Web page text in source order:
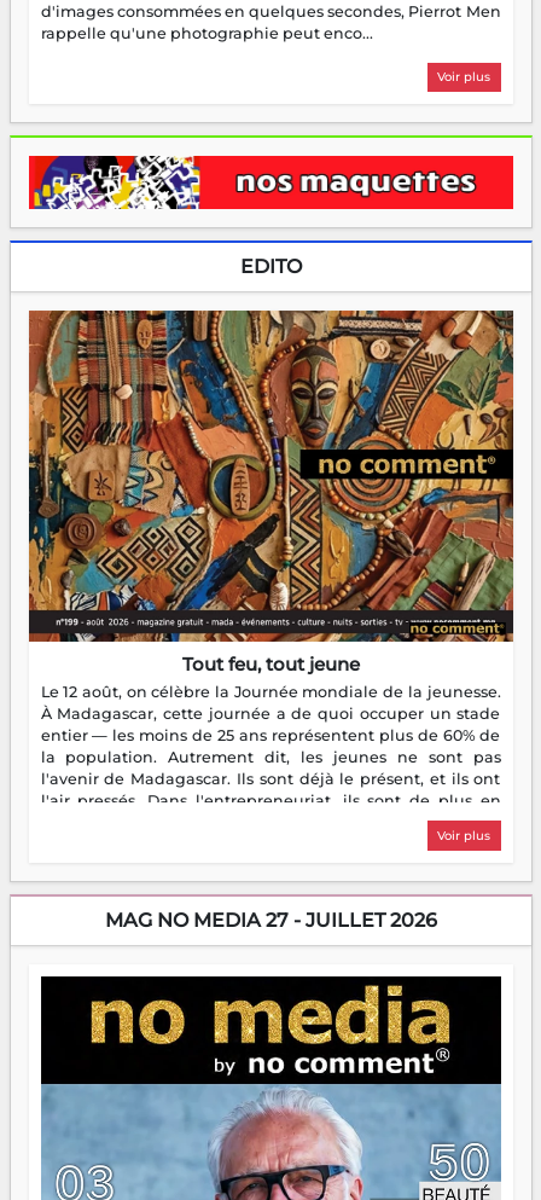
d'images consommées en quelques secondes, Pierrot Men
rappelle qu'une photographie peut enco...
Voir plus
EDITO
Tout feu, tout jeune
Le 12 août, on célèbre la Journée mondiale de la jeunesse.
À Madagascar, cette journée a de quoi occuper un stade
entier — les moins de 25 ans représentent plus de 60% de
la population. Autrement dit, les jeunes ne sont pas
l'avenir de Madagascar. Ils sont déjà le présent, et ils ont
l'air pressés. Dans l'entrepreneuriat, ils sont de plus en
plus nombreux à se lancer, à créer, à risquer — souvent
sans filet, souvent sans aide, mais toujours avec cette
dorment vraiment la nuit. En culture, les nouvelles sont
encore meilleures. Aina Rasamoelina vient de décrocher le
Prix RFI Instrumental Afrique. Miangaly Elia rafle le Prix
jeunes qui tiennent la torche. Alors oui, on pourrait
s'arrêter là, applaudir et rentrer chez soi satisfait. Mais ce
serait passer à côté d'une chose essentielle. La fougue, ça
brûle fort — et parfois, ça brûle vite. Une flamme sans
direction peut éclairer autant qu'elle peut consumer. C'est
là que les aînés entrent en scène — pas pour reprendre le
gouvernail, mais pour montrer où sont les récifs. Les jeunes
ont la force, les vieux ont l'expérience, comme on dit. Ce
n'est pas un combat de générations — c'est une question
d'équipage. Partagez vos réussites, mais aussi vos échecs.
Surtout vos échecs, d'ailleurs — ils enseignent mieux que
Voir plus
MAG NO MEDIA 27 - JUILLET 2026